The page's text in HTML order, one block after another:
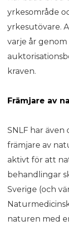
yrkesområde
yrkesutövare.
varje år genom
kraven.
Främjare av
SNLF har
främjare av
aktivt för att
behandlingar
Sverige (och
naturen med